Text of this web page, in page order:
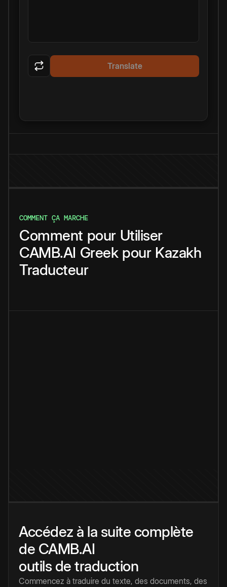
Translate
COMMENT ÇA MARCHE
Comment pour Utiliser
CAMB.AI Greek pour Kazakh
Traducteur
Accédez à la suite complète
de CAMB.AI
outils de traduction
Commencez à traduire du texte, des documents, des